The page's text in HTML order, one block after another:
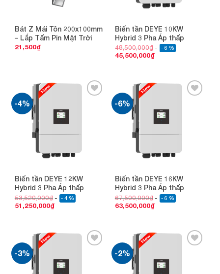
Bát Z Mái Tôn 200x100mm
– Lắp Tấm Pin Mặt Trời
21,500₫
Biến tần DEYE 10KW
Hybrid 3 Pha Áp thấp
48,500,000₫ - 6 %
45,500,000₫
-4%
Biến tần DEYE 12KW
Hybrid 3 Pha Áp thấp
53,520,000₫ - 4 %
51,250,000₫
-6%
Biến tần DEYE 16KW
Hybrid 3 Pha Áp thấp
67,500,000₫ - 6 %
63,500,000₫
-3% -2%